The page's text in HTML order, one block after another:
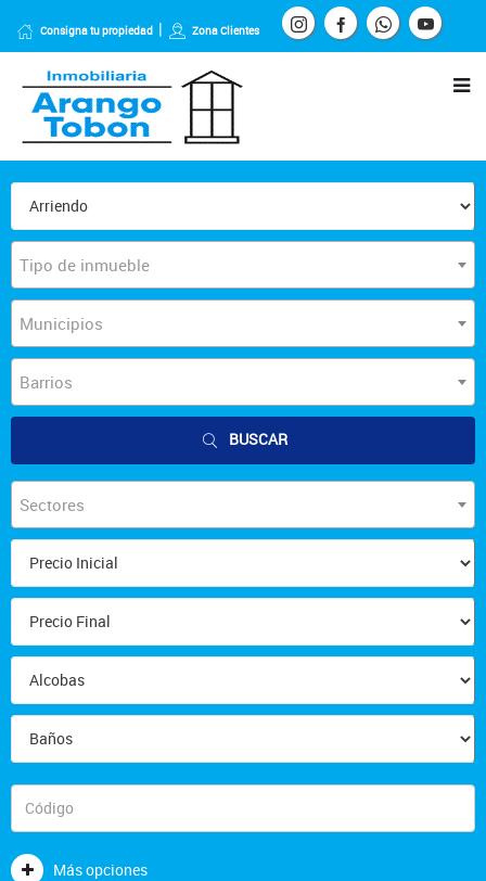
Consigna tu propiedad Zona Clientes
Tipo de inmueble
Municipios
Barrios
BUSCAR
Sectores
Más opciones